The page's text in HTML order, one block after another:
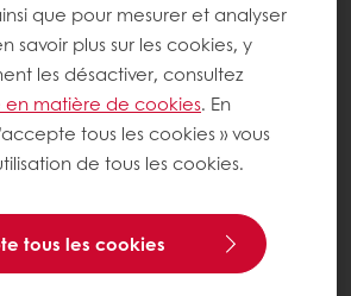
que pour mesurer et analyser
savoir plus sur les cookies, y
les désactiver, consultez
en matière de cookies. En
tous les cookies » vous
de tous les cookies.
tous les cookies